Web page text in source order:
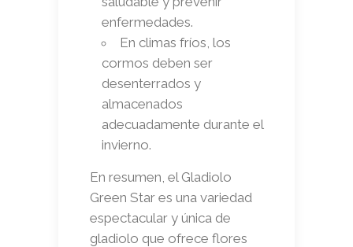
enfermedades.
En climas fríos, los
cormos deben ser
desenterrados y
almacenados
adecuadamente durante el
invierno.
En resumen, el Gladiolo
Green Star es una variedad
espectacular y única de
gladiolo que ofrece flores